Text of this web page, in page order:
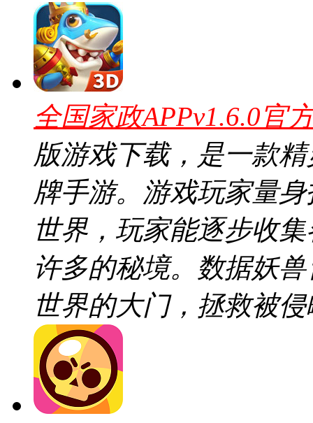
全国家政APPv1.6.0官
版游戏下载，是一款
牌手游。游戏玩家量
世界，玩家能逐步收
许多的秘境。数据妖
世界的大门，拯救被